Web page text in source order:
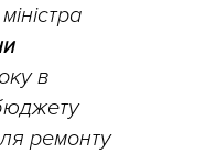
в
ремонту